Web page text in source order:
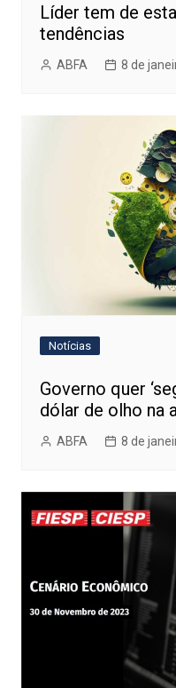
Líder tem de
tendências
ABFA 8 de
Notícias
Governo quer
dólar de olho na
ABFA 8 de